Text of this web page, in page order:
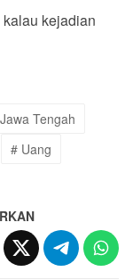
kejadian
Tengah
# Uang